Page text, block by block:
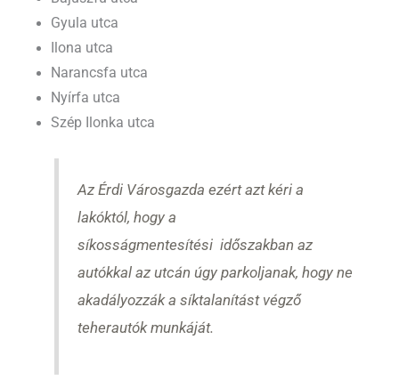
Gyula utca
Ilona utca
Narancsfa utca
Nyírfa utca
Szép Ilonka utca
Az Érdi Városgazda ezért azt kéri a
lakóktól, hogy a
síkosságmentesítési időszakban az
autókkal az utcán úgy parkoljanak, hogy ne
akadályozzák a síktalanítást végző
teherautók munkáját.